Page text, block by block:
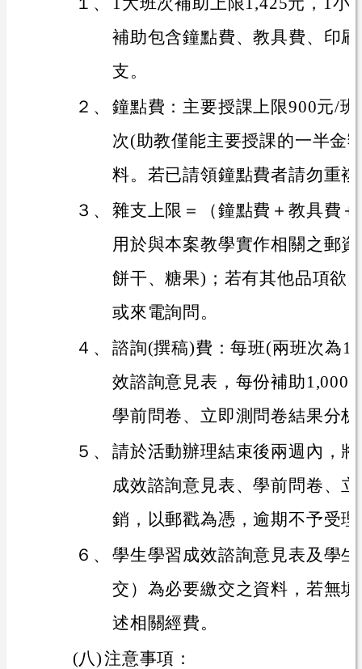
補助包含鐘點費、教具費、印
支。
２、 鐘點費：主要授課上限900元/
次(助教僅能主要授課的一半金
料。若已請領鐘點費者請勿重
３、 雜支上限＝（鐘點費＋教具費
用於與本案教學實作相關之郵
餅干、糖果)；若有其他品項欲
或來電詢問。
４、 諮詢(撰稿)費：每班(兩班次為1
效諮詢意見表，每份補助1,000
學前問卷、立即測問卷結果分
５、 請於活動辦理結束後兩週內，
成效諮詢意見表、學前問卷、
銷，以郵戳為憑，逾期不予受
６、 學生學習成效諮詢意見表及學
交）為必要繳交之資料，若無
述相關經費。
(八)注意事項：